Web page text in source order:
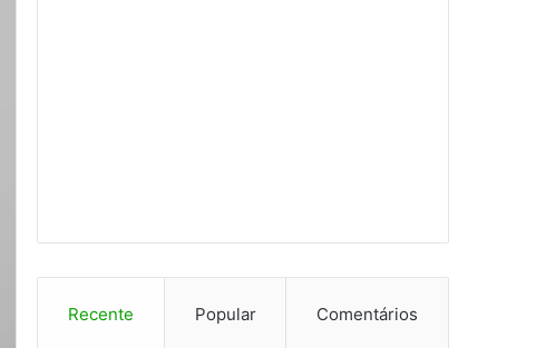
Recente Popular Comentários